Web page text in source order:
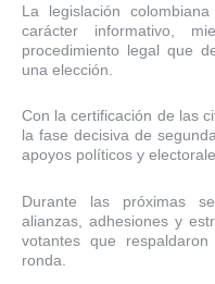
La legislación
carácter informativo,
procedimiento legal que
una elección.
Con la certificación de las
la fase decisiva de
apoyos políticos y
Durante las próximas
alianzas, adhesiones y
votantes que
ronda.